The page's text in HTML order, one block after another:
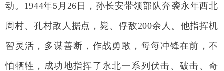
动。1944年5月26日，孙长安带领部队奔袭永年西北
周村、孔村敌人据点，毙、俘敌200余人。他指挥机
智灵活，多谋善断，作战勇敢，每每冲锋在前，不
怕牺牲，成功地指挥了永北一系列伏击、破击、奇